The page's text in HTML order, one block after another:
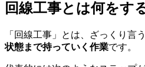
回線工事とは何をす
「回線工事」とは、ざっくり言
状態まで持っていく作業です。